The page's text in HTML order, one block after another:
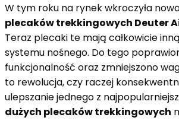
W tym roku na rynek wkroczyła
plecaków trekkingowych Deuter
Teraz plecaki te mają całkowicie
systemu nośnego. Do tego
funkcjonalność oraz zmniejszono
to rewolucja, czy raczej
ulepszanie jednego z
dużych plecaków trekkingowych